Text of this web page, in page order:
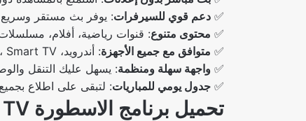
✅ دعم قوي للسيرفرات: يوفر بث مستقر
✅ محتوى متنوع: قنوات رياضية، أفلام،
✅ متوافق مع جميع الأجهزة: أندرويد، iOS، Smart TV، والكمبيوتر.
✅ واجهة سهلة ومنظمة: يسهل عليك التنقل
✅ جدول يومي للمباريات: لتبقى على اطلاع
تحميل برنامج الاسطورة TV من ميديا فاير 2025